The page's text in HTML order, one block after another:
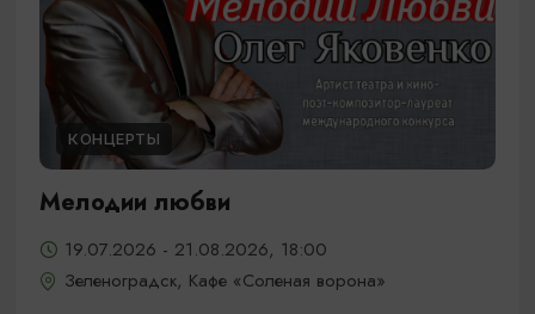
КОНЦЕРТЫ
Мелодии любви
19.07.2026 - 21.08.2026, 18:00
Зеленоградск, Кафе «Соленая ворона»